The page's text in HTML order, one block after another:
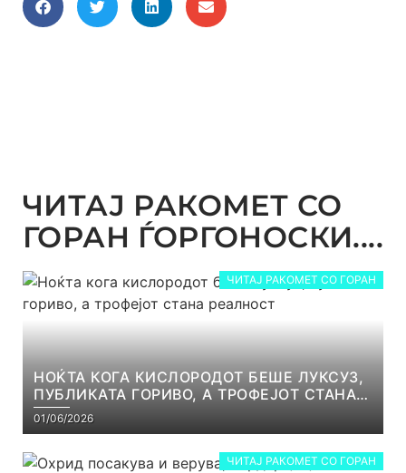
ЧИТАЈ РАКОМЕТ СО
ГОРАН ЃОРГОНОСКИ....
ЧИТАЈ РАКОМЕТ СО ГОРАН
НОЌТА КОГА КИСЛОРОДОТ БЕШЕ ЛУКСУЗ,
ПУБЛИКАТА ГОРИВО, А ТРОФЕЈОТ СТАНА
РЕАЛНОСТ
01/06/2026
ЧИТАЈ РАКОМЕТ СО ГОРАН